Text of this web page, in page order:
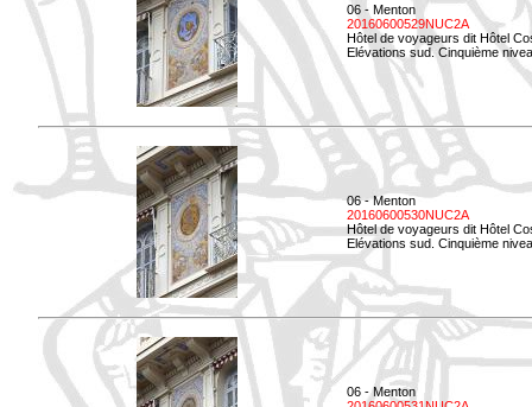
06 - Menton
20160600529NUC2A
Hôtel de voyageurs dit Hôtel
Elévations sud. Cinquième
06 - Menton
20160600530NUC2A
Hôtel de voyageurs dit Hôtel
Elévations sud. Cinquième
06 - Menton